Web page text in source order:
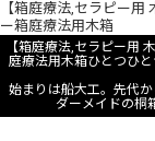
【箱庭療法,セラピー
ー箱庭療法用木箱
【箱庭療法,セラピー用
庭療法用木箱ひとつひ
始まりは船大工。先代
ダーメイドの桐